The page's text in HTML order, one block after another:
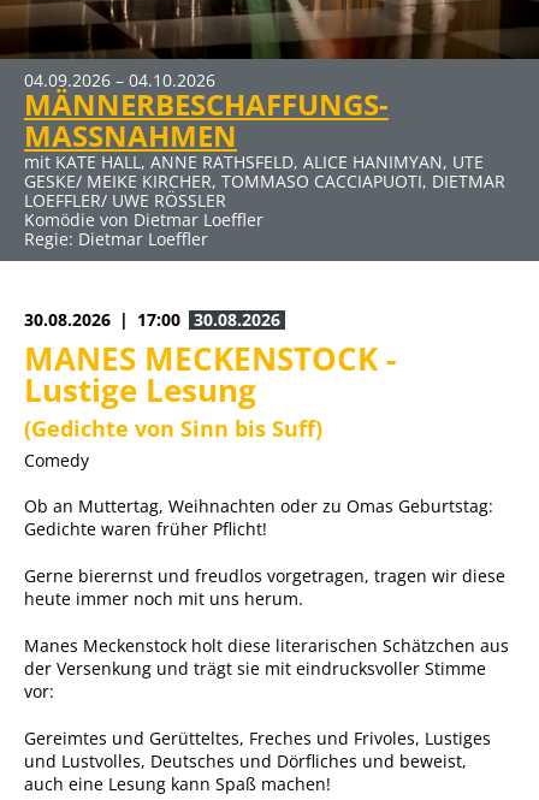
04.09.2026 – 04.10.2026
MÄNNERBESCHAFFUNGS-
MASSNAHMEN
mit KATE HALL, ANNE RATHSFELD, ALICE HANIMYAN, UTE
GESKE/ MEIKE KIRCHER, TOMMASO CACCIAPUOTI, DIETMAR
LOEFFLER/ UWE RÖSSLER
Komödie von Dietmar Loeffler
Regie: Dietmar Loeffler
09.10.2026 – 15.11.2026
DER RAUSCH
mit JENS HAJEK, RON SPIEẞ, DIRK EMMERT u. a.
Komödie von Thomas Vinterberg und Claus Flygare
30.08.2026
17:00 30.08.2026
MANES MECKENSTOCK -
Lustige Lesung
(Gedichte von Sinn bis Suff)
Comedy
Ob an Muttertag, Weihnachten oder zu Omas Geburtstag:
Gedichte waren früher Pflicht!
Gerne bierernst und freudlos vorgetragen, tragen wir diese
heute immer noch mit uns herum.
Manes Meckenstock holt diese literarischen Schätzchen aus
der Versenkung und trägt sie mit eindrucksvoller Stimme
vor:
Gereimtes und Gerütteltes, Freches und Frivoles, Lustiges
und Lustvolles, Deutsches und Dörfliches und beweist,
auch eine Lesung kann Spaß machen!